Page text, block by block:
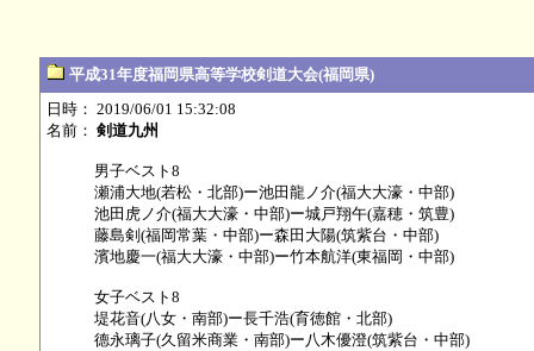
平成31年度福岡県高等学校剣道大会(福岡県)
日時： 2019/06/01 15:32:08
名前： 剣道九州
男子ベスト8
瀬浦大地(若松・北部)ー池田龍ノ介(福大大濠・中部)
池田虎ノ介(福大大濠・中部)ー城戸翔午(嘉穂・筑豊)
藤島剣(福岡常葉・中部)ー森田大陽(筑紫台・中部)
濱地慶一(福大大濠・中部)ー竹本航洋(東福岡・中部)
女子ベスト8
堤花音(八女・南部)ー長千浩(育徳館・北部)
德永璃子(久留米商業・南部)ー八木優澄(筑紫台・中部)